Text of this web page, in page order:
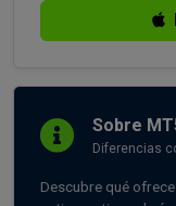
Sobre
Diferencias
Descubre qué